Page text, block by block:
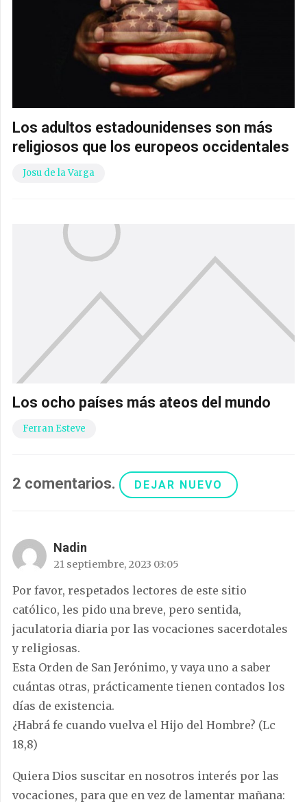
Los adultos estadounidenses son más
religiosos que los europeos occidentales
Josu de la Varga
Los ocho países más ateos del mundo
Ferran Esteve
2 comentarios. DEJAR NUEVO
Nadin
21 septiembre, 2023 03:05
Por favor, respetados lectores de este sitio
católico, les pido una breve, pero sentida,
jaculatoria diaria por las vocaciones sacerdotales
y religiosas.
Esta Orden de San Jerónimo, y vaya uno a saber
cuántas otras, prácticamente tienen contados los
días de existencia.
¿Habrá fe cuando vuelva el Hijo del Hombre? (Lc
18,8)
Quiera Dios suscitar en nosotros interés por las
vocaciones, para que en vez de lamentar mañana: